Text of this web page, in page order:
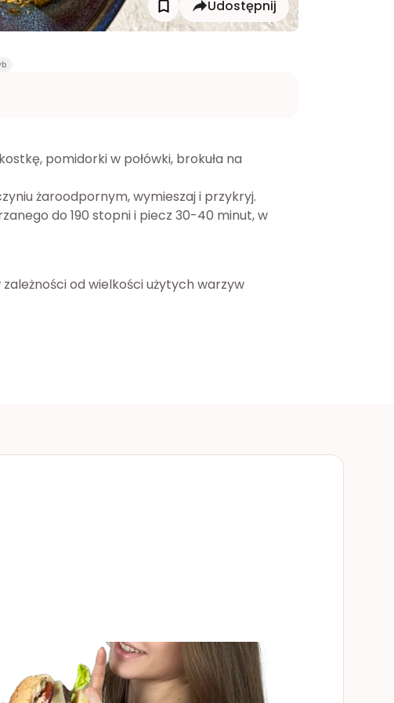
Udostępnij
pomidorki w połówki, brokuła na
żaroodpornym, wymieszaj i przykryj.
do 190 stopni i piecz 30-40 minut, w
od wielkości użytych warzyw